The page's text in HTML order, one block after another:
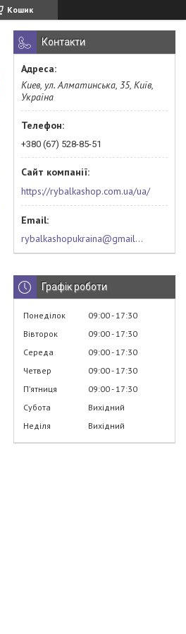
Кошик
Контакти
Киев, ул. Алматинська, 35, Київ,
Україна
+380 (67) 528-85-51
https://rybalkashop.com.ua/ua/
rybalkashopukraina@gmail.com
Графік роботи
Понеділок 09:00 17:30
Вівторок
09:00 17:30
Середа
09:00 17:30
Четвер
09:00 17:30
Пʼятниця
09:00 17:30
Субота
Вихідний
Неділя
Вихідний